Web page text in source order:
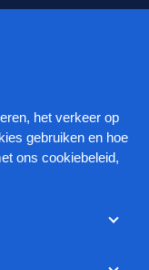
het verkeer op
gebruiken en hoe
ons cookiebeleid,
zonder de